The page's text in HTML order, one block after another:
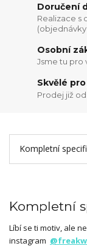
Doručení
Realizace s
(objednávky
Osobní
Jsme tu pro
Skvělé
Prodej již
Kompletní
Kompletní
Líbí se ti motiv, ale
instagram